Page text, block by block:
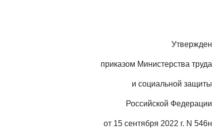
Утвержден
приказом Министерства труда
и социальной защиты
Российской Федерации
от 15 сентября 2022 г. N 546н